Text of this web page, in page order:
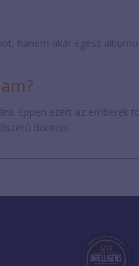
hanem akár egész
Éppen ezért az emberek
dönteni.